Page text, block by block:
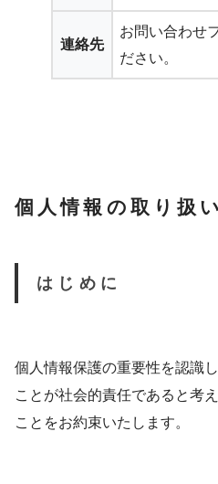
連絡先
お問い合わせ
ださい。
個人情報の取り扱
はじめに
個人情報保護の重要性を認識
ことが社会的責任であると考
ことをお約束いたします。